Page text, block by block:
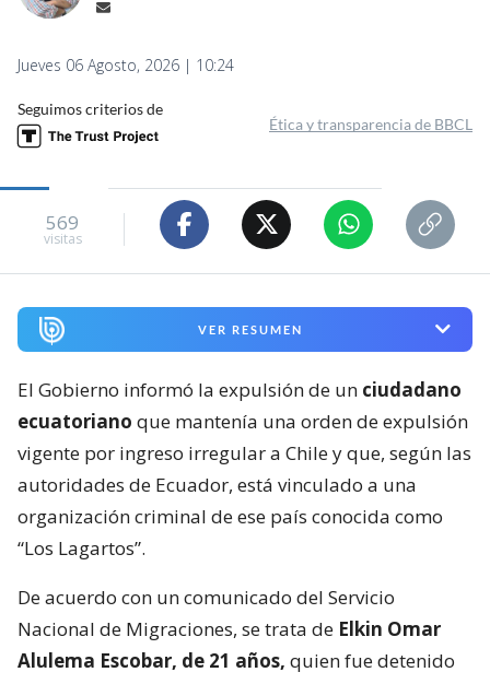
Jueves 06 Agosto, 2026 | 10:24
Seguimos criterios de
Ética y transparencia de BBCL
569
visitas
VER RESUMEN
El Gobierno informó la expulsión de un ciudadano
ecuatoriano que mantenía una orden de expulsión
vigente por ingreso irregular a Chile y que, según las
autoridades de Ecuador, está vinculado a una
organización criminal de ese país conocida como
“Los Lagartos”.
De acuerdo con un comunicado del Servicio
Nacional de Migraciones, se trata de Elkin Omar
Alulema Escobar, de 21 años, quien fue detenido